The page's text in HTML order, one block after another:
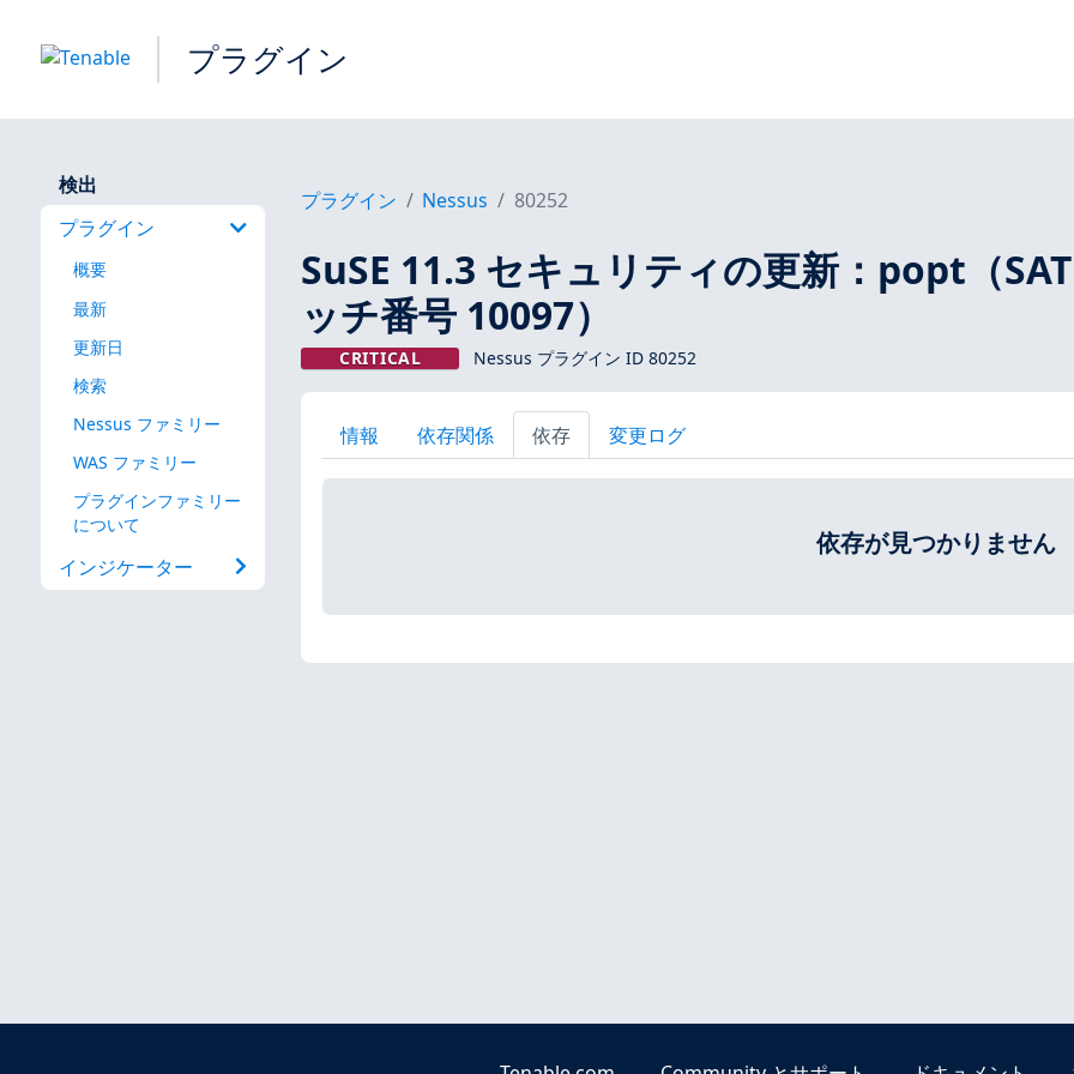
プラグイン
検出
プラグイン
概要
最新
更新日
検索
Nessus ファミリー
WAS ファミリー
プラグインファミリー
について
インジケーター
プラグイン Nessus 80252
SuSE 11.3 セキュリティの更新：popt（
ッチ番号 10097）
CRITICAL Nessus プラグイン ID 80252
情報 依存関係 依存 変更ログ
依存が見つかりません